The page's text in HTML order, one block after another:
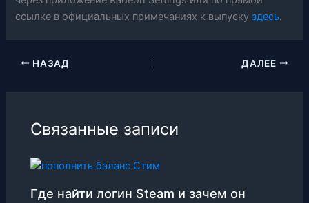
ссылке в официальных примечаниях к выпускуздесь.
НАЗАД ДАЛЕЕ
Связанные записи
Где найти логин Steam и зачем он